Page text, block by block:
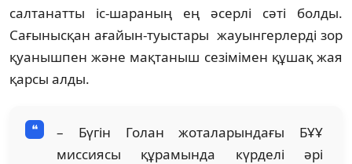
салтанатты іс-шараның ең әсерлі сәті болды.
Сағынысқан ағайын-туыстары жауынгерлерді зор
қуанышпен және мақтаныш сезімімен құшақ жая
қарсы алды.
– Бүгін Голан жоталарындағы БҰҰ
миссиясы құрамында күрделі әрі